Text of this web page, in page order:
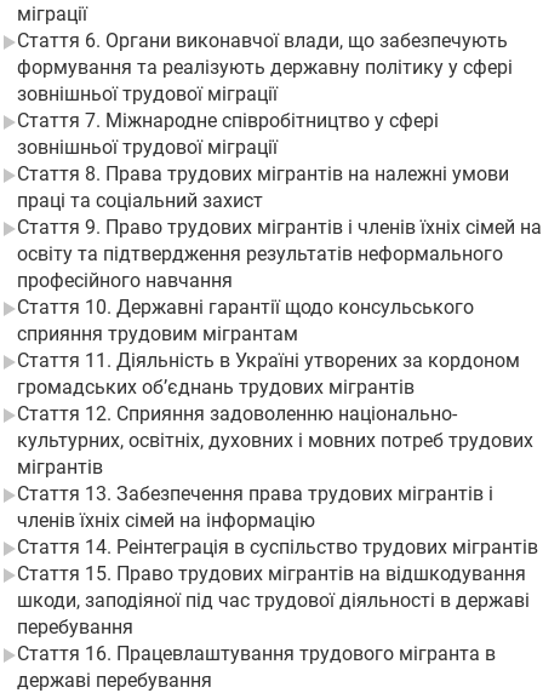
міграції
Стаття 6. Органи виконавчої влади, що забезпечують
формування та реалізують державну політику у сфері
зовнішньої трудової міграції
Стаття 7. Міжнародне співробітництво у сфері
зовнішньої трудової міграції
Стаття 8. Права трудових мігрантів на належні умови
праці та соціальний захист
Стаття 9. Право трудових мігрантів і членів їхніх сімей на
освіту та підтвердження результатів неформального
професійного навчання
Стаття 10. Державні гарантії щодо консульського
сприяння трудовим мігрантам
Стаття 11. Діяльність в Україні утворених за кордоном
громадських об’єднань трудових мігрантів
Стаття 12. Сприяння задоволенню національно-
культурних, освітніх, духовних і мовних потреб трудових
мігрантів
Стаття 13. Забезпечення права трудових мігрантів і
членів їхніх сімей на інформацію
Стаття 14. Реінтеграція в суспільство трудових мігрантів
Стаття 15. Право трудових мігрантів на відшкодування
шкоди, заподіяної під час трудової діяльності в державі
перебування
Стаття 16. Працевлаштування трудового мігранта в
державі перебування